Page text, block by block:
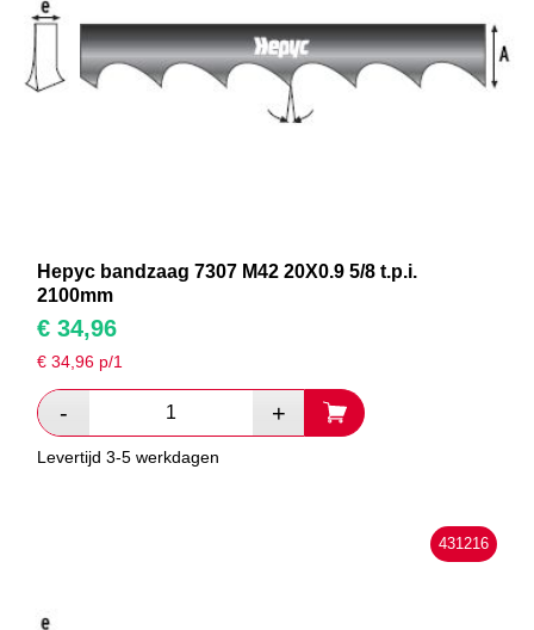
Hepyc bandzaag 7307 M42 20X0.9 5/8 t.p.i.
2100mm
€ 34,96
€34,96 p/1
Levertijd 3-5 werkdagen
431216